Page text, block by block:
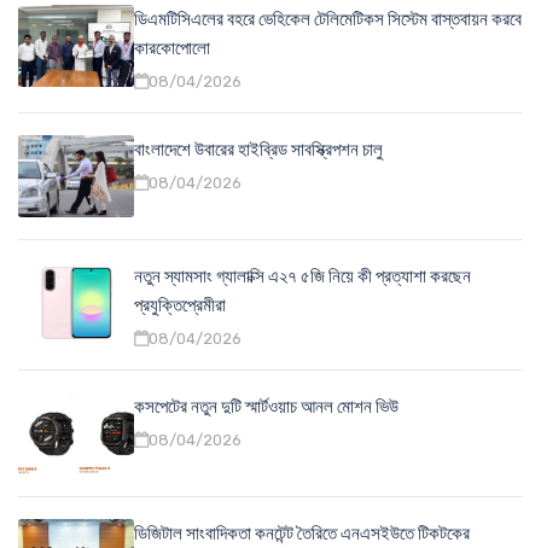
ডিএমটিসিএলের বহরে ভেহিকেল টেলিমেটিকস সিস্টেম বাস্তবায়ন করবে
কারকোপোলো
08/04/2026
বাংলাদেশে উবারের হাইব্রিড সাবস্ক্রিপশন চালু
08/04/2026
নতুন স্যামসাং গ্যালাক্সি এ২৭ ৫জি নিয়ে কী প্রত্যাশা করছেন
প্রযুক্তিপ্রেমীরা
08/04/2026
কসপেটের নতুন দুটি স্মার্টওয়াচ আনল মোশন ভিউ
08/04/2026
ডিজিটাল সাংবাদিকতা কনটেন্ট তৈরিতে এনএসইউতে টিকটকের